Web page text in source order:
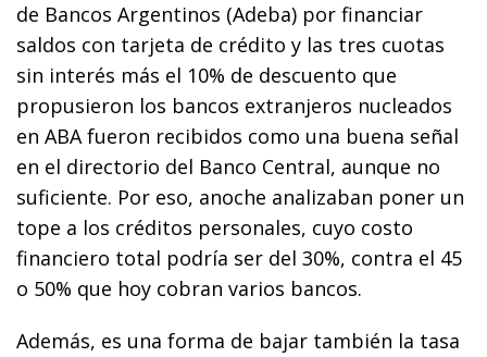
de Bancos Argentinos (Adeba) por financiar
saldos con tarjeta de crédito y las tres cuotas
sin interés más el 10% de descuento que
propusieron los bancos extranjeros nucleados
en ABA fueron recibidos como una buena señal
en el directorio del Banco Central, aunque no
suficiente. Por eso, anoche analizaban poner un
tope a los créditos personales, cuyo costo
financiero total podría ser del 30%, contra el 45
o 50% que hoy cobran varios bancos.
Además, es una forma de bajar también la tasa